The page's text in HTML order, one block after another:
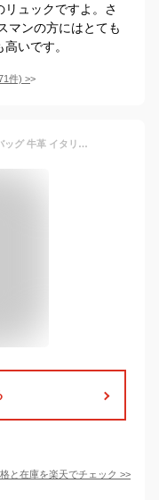
ュックですよ。さ
マンの方にはとても
いです。
件) >
ショルダーバッグ メンズ 本革 ボディバッグ 牛革 イタリアンレザー L字ファスナー 2WAY レザー 小さめ コンパクト ショルダーバック バッグ 横型 斜めがけバッグ 斜めがけ ミニショルダーバッグ DomTeporna Italy ブランド シンプル 送料無料
と在庫を楽天でチェック >>